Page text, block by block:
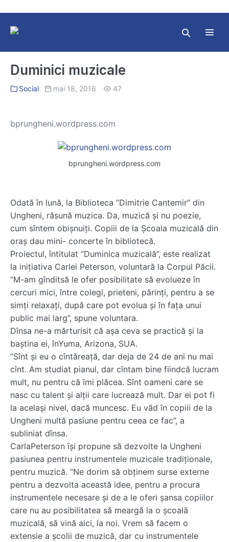
content
Search
Duminici muzicale
Social mai 18, 2016 47
bprungheni.wordpress.com
bprungheni.wordpress.com
Odată în lună, la Biblioteca ”Dimitrie Cantemir” din
Ungheni, răsună muzica. Da, muzică și nu poezie,
cum sîntem obișnuiți. Copiii de la Școala muzicală din
oraș dau mini- concerte în bibliotecă.
Proiectul, întitulat ”Duminica muzicală”, este realizat
la inițiativa Carlei Peterson, voluntară la Corpul Păcii.
”M-am gînditsă le ofer posibilitate să evolueze în
cercuri mici, între colegi, prieteni, părinți, pentru a se
simți relaxați, după care pot evolua și în fața unui
public mai larg”, spune voluntara.
Dînsa ne-a mărturisit că așa ceva se practică și la
baștina ei, înYuma, Arizona, SUA.
”Sînt și eu o cîntăreață, dar deja de 24 de ani nu mai
cînt. Am studiat pianul, dar cîntam bine fiindcă lucram
mult, nu pentru că îmi plăcea. Sînt oameni care se
nasc cu talent și alții care lucrează mult. Dar ei pot fi
la același nivel, dacă muncesc. Eu văd în copiii de la
Ungheni multă pasiune pentru ceea ce fac”, a
subliniat dînsa.
CarlaPeterson își propune să dezvolte la Ungheni
pasiunea pentru instrumentele muzicale tradiționale,
pentru muzică. ”Ne dorim să obținem surse externe
pentru a dezvolta această idee, pentru a procura
instrumentele necesare și de a le oferi șansa copiilor
care nu au posibilitatea să meargă la o școală
muzicală, să vină aici, la noi. Vrem să facem o
extensie a școlii de muzică, dar cu instrumentele